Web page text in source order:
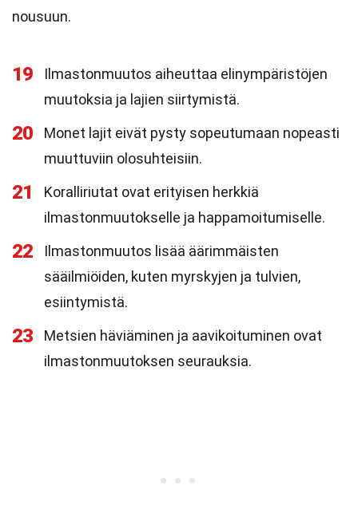
nousuun.
19
Ilmastonmuutos aiheuttaa elinympäristöjen
muutoksia ja lajien siirtymistä.
20
Monet lajit eivät pysty sopeutumaan nopeasti
muuttuviin olosuhteisiin.
21
Koralliriutat ovat erityisen herkkiä
ilmastonmuutokselle ja happamoitumiselle.
22
Ilmastonmuutos lisää äärimmäisten
sääilmiöiden, kuten myrskyjen ja tulvien,
esiintymistä.
23
Metsien häviäminen ja aavikoituminen ovat
ilmastonmuutoksen seurauksia.